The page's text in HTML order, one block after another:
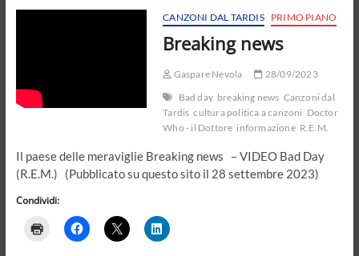
CANZONI DAL TARDIS PRIMO PIANO
Breaking news
Gaspare Nevola
28/09/2023
Bad day breaking news Canzoni dal
Tardis cultura politica a canzoni Doctor
Who - il Dottore informazione R.E.M.
Il paese delle meraviglie Breaking news – VIDEO Bad Day
(R.E.M.) (Pubblicato su questo sito il 28 settembre 2023)
Condividi: